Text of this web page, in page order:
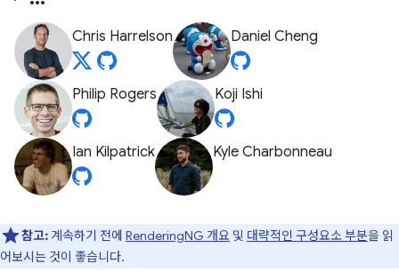
Chris Harrelson Daniel Cheng
Philip Rogers Koji Ishi
Ian Kilpatrick Kyle Charbonneau
참고: 계속하기 전에 RenderingNG 개요 및 대략적인 구성요소 부분을 읽
어보시는 것이 좋습니다.